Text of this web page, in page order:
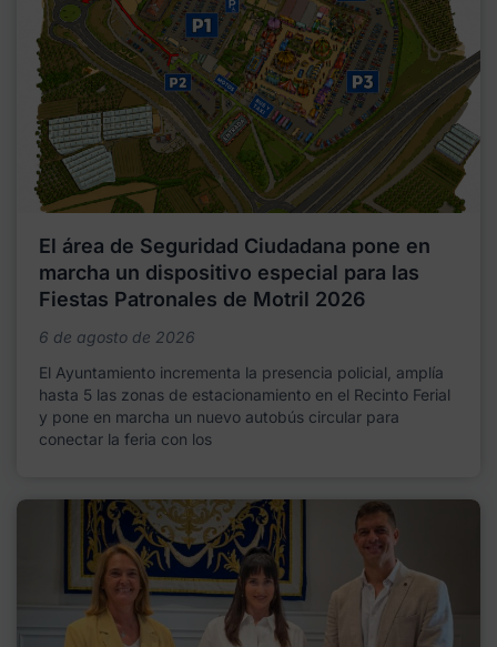
El área de Seguridad Ciudadana pone en
marcha un dispositivo especial para las
Fiestas Patronales de Motril 2026
6 de agosto de 2026
El Ayuntamiento incrementa la presencia policial, amplía
hasta 5 las zonas de estacionamiento en el Recinto Ferial
y pone en marcha un nuevo autobús circular para
conectar la feria con los